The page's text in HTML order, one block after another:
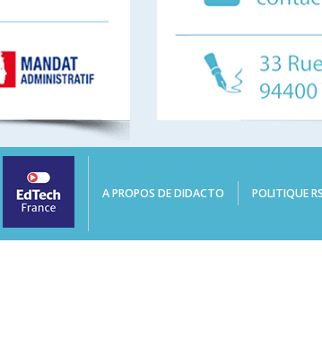
A PROPOS DE DIDACTO POLITIQUE